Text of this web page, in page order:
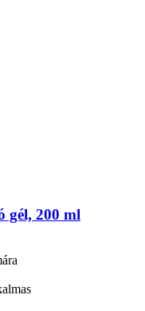
gél, 200 ml